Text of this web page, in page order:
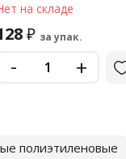
на складе
₽ за упак.
- +
полиэтиленовые